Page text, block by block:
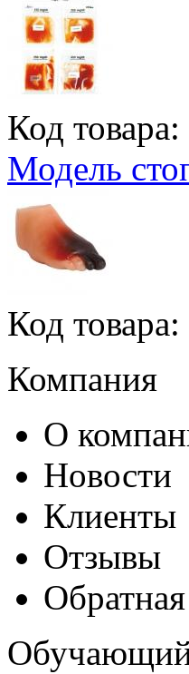
Код товара:
Модель
Код товара:
Компания
О
Новости
Клиенты
Отзывы
Обратная